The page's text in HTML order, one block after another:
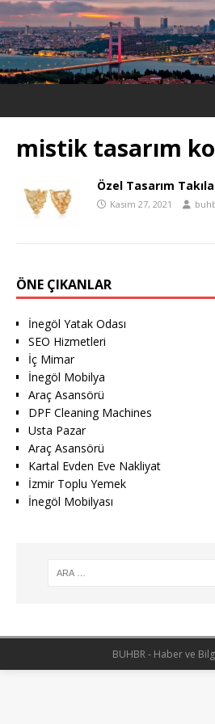
mistik tasarım
Özel Tasarım
Kasım 27, 2021
ÖNE ÇIKANLAR
İnegöl Yatak Odası
SEO Hizmetleri
İç Mimar
İnegöl Mobilya
Araç Asansörü
DPF Cleaning Machines
Usta Pazar
Araç Asansörü
Kartal Evden Eve Nakliyat
İzmir Toplu Yemek
İnegöl Mobilyası
BUHBR - Haber ve